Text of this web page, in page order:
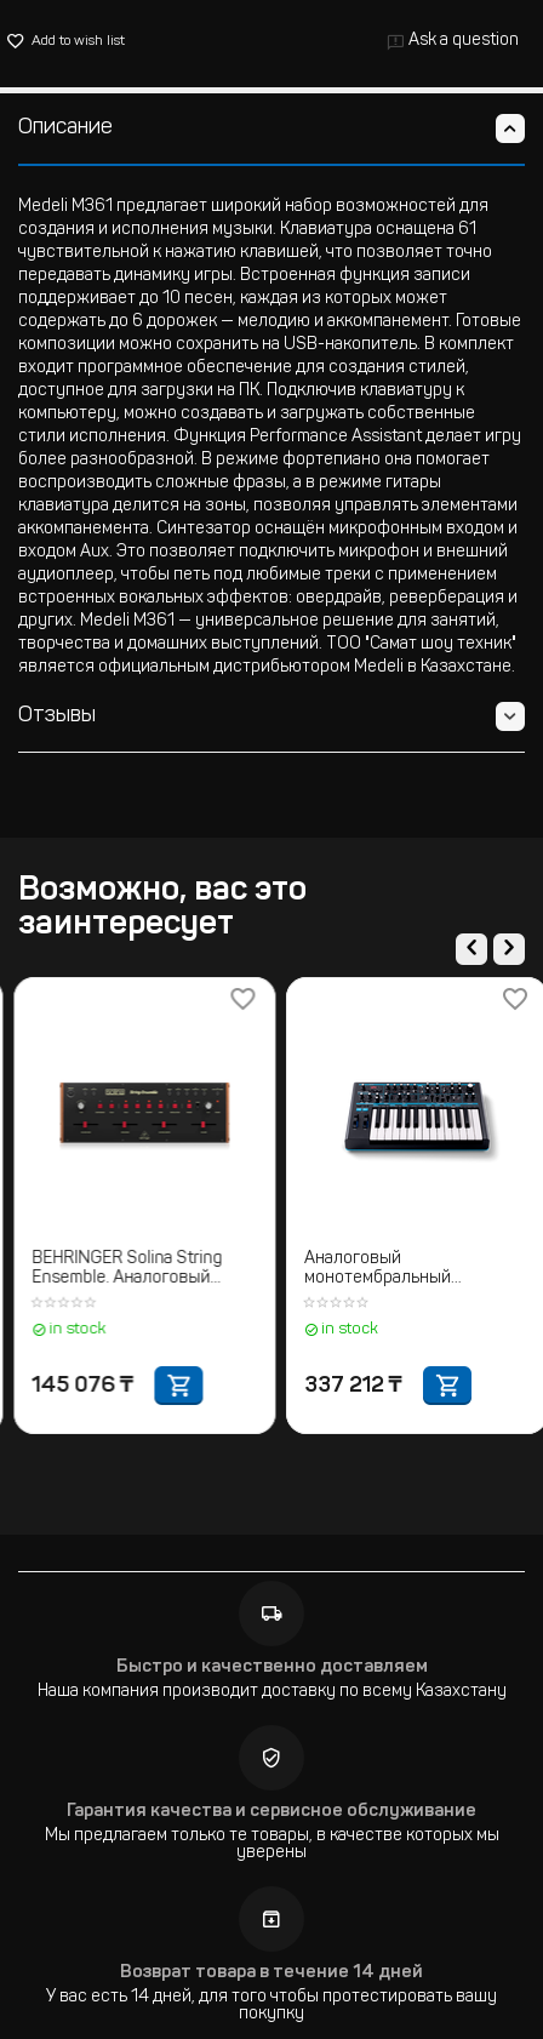
Add to wish list Ask a question
Описание
Medeli M361 предлагает широкий набор возможностей для
создания и исполнения музыки. Клавиатура оснащена 61
чувствительной к нажатию клавишей, что позволяет точно
передавать динамику игры. Встроенная функция записи
поддерживает до 10 песен, каждая из которых может
содержать до 6 дорожек — мелодию и аккомпанемент. Готовые
композиции можно сохранить на USB-накопитель. В комплект
входит программное обеспечение для создания стилей,
доступное для загрузки на ПК. Подключив клавиатуру к
компьютеру, можно создавать и загружать собственные
стили исполнения. Функция Performance Assistant делает игру
более разнообразной. В режиме фортепиано она помогает
воспроизводить сложные фразы, а в режиме гитары
клавиатура делится на зоны, позволяя управлять элементами
аккомпанемента. Синтезатор оснащён микрофонным входом и
входом Aux. Это позволяет подключить микрофон и внешний
аудиоплеер, чтобы петь под любимые треки с применением
встроенных вокальных эффектов: овердрайв, реверберация и
других. Medeli M361 — универсальное решение для занятий,
творчества и домашних выступлений. ТОО "Самат шоу техник"
является официальным дистрибьютором Medeli в Казахстане.
Отзывы
Возможно, вас это
заинтересует
NOVATION MiniNova
Виртуально-аналоговый
полифонический
синтезатор
in stock
304 020₸
BEHRINGER Solina String
Ensemble. Аналоговый
синтезатор
in stock
145 076₸
Быстро и качественно доставляем
Наша компания производит доставку по всему Казахстану
Гарантия качества и сервисное обслуживание
Мы предлагаем только те товары, в качестве которых мы
уверены
Возврат товара в течение 14 дней
У вас есть 14 дней, для того чтобы протестировать вашу
покупку